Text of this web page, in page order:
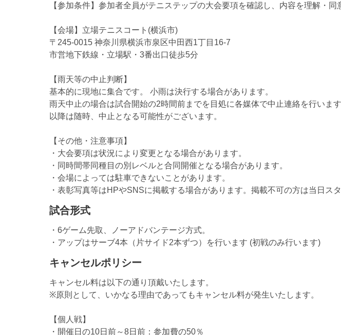
【参加条件】参加者全員がテニステップの大会要項を確認し、内容を理解・同
【会場】立場テニスコート(横浜市)
〒245-0015 神奈川県横浜市泉区中田西1丁目16-7
市営地下鉄線・立場駅・3番出口徒歩5分
【雨天等の中止判断】
基本的に現地に集合です。 小雨は決行する場合があります。
雨天中止の場合は試合開始の2時間前までを目処に各媒体で中止連絡を行います
以降は随時、中止となる可能性がございます。
【その他・注意事項】
・大会要項は状況により変更となる場合があります。
・同時間帯同種目の別レベルと合同開催となる場合があります。
・会場によっては駐車できないことがあります。
・表彰写真等はHPやSNSに掲載する場合があります。掲載不可の方は当日ス
試合形式
・6ゲーム先取、ノーアドバンテージ方式。
・アップはサーブ4本（片サイド2本ずつ）を行います (初戦のみ行います)
キャンセルポリシー
キャンセル料は以下の通り頂戴いたします。
※原則として、いかなる理由であってもキャンセル料が発生いたします。
【個人戦】
・開催日の10日前～8日前：参加費の50％